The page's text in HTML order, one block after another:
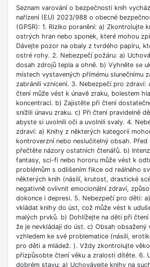
Seznam varování o bezpečnosti knih
nařízení (EU) 2023/988 o obecné
(GPSR): 1. Riziko poranění: a) Zkontrolujte
ostrých hran nebo sponek, které mohou
Dávejte pozor na obaly z tvrdého papíru,
ostré rohy. 2. Nebezpečí požáru: a)
dosah zdrojů tepla a ohně. b) Vyhněte se
místech vystavených přímému slunečnímu
zabránili vznícení. 3. Nebezpečí pro zdraví:
čtení může vést k únavě zraku, bolestem
koncentrací. b) Zajistěte při čtení
snížili únavu zraku. c) Při čtení pravidelně
abyste si uvolnili oči a uvolnili svaly. 4.
zdraví: a) Knihy z některých kategorií
kontroverzní nebo neslučitelný obsah. Před
přečtěte názory ostatních čtenářů. b)
fantasy, sci-fi nebo hororu může vést k
problémům s odlišením fikce od reálného
některých knih (násilí, krutost, drastické
negativně ovlivnit emocionální zdraví,
dokonce i depresi. 5. Nebezpečí pro děti:
vkládat knihy do úst, což může vést k
malých prvků. b) Dohlížejte na děti při
že je nevkládají do úst. c) Obsah obsažený
vzhledem ke své problematice (násilí,
pro děti a mládež. ). Vždy zkontrolujte
přizpůsobte čtení věku a zralosti dítěte. 6.
dobrém stavu: a) Uchovávejte knihy na